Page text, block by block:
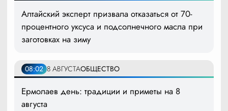
Алтайский эксперт призвала отказаться от 70-
процентного уксуса и подсолнечного масла при
заготовках на зиму
08:02 8 АВГУСТАОБЩЕСТВО
Ермолаев день: традиции и приметы на 8
августа